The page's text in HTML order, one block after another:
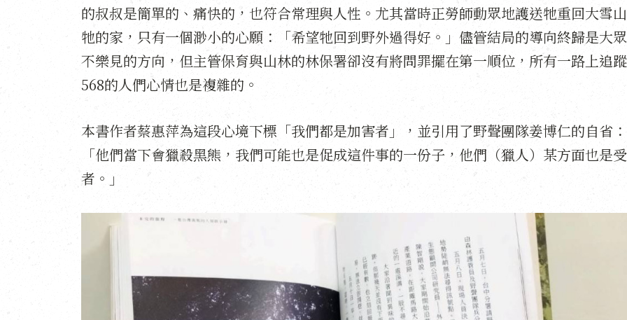
的叔叔是簡單的、痛快的，也符合常理與人性。尤其當時正勞師動眾地護送牠重回大雪
牠的家，只有一個渺小的心願：「希望牠回到野外過得好。」儘管結局的導向終歸是大
不樂見的方向，但主管保育與山林的林保署卻沒有將問罪擺在第一順位，所有一路上追
568的人們心情也是複雜的。
本書作者蔡惠萍為這段心境下標「我們都是加害者」，並引用了野聲團隊姜博仁的自省：
「他們當下會獵殺黑熊，我們可能也是促成這件事的一份子，他們（獵人）某方面也是
者。」